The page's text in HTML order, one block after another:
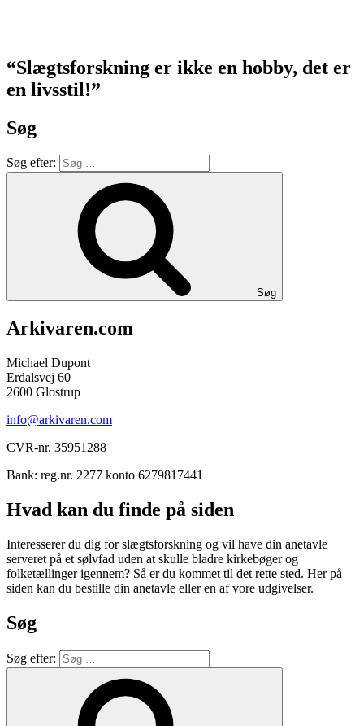
“Slægtsforskning er ikke en hobby, det er
en livsstil!”
Søg
Søg efter:
Søg
Arkivaren.com
Michael Dupont
Erdalsvej 60
2600 Glostrup
info@arkivaren.com
CVR-nr. 35951288
Bank: reg.nr. 2277 konto 6279817441
Hvad kan du finde på siden
Interesserer du dig for slægtsforskning og vil have din anetavle
serveret på et sølvfad uden at skulle bladre kirkebøger og
folketællinger igennem? Så er du kommet til det rette sted. Her på
siden kan du bestille din anetavle eller en af vore udgivelser.
Søg
Søg efter: